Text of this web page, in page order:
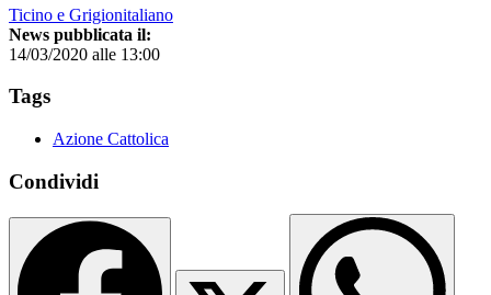
Ticino e Grigionitaliano
News pubblicata il:
14/03/2020 alle 13:00
Tags
Azione Cattolica
Condividi